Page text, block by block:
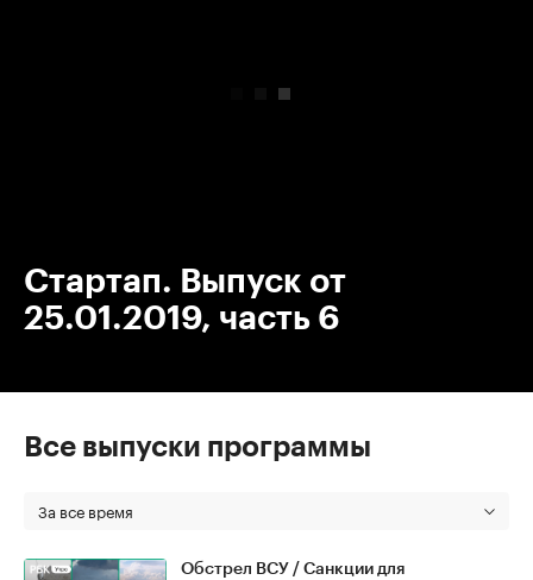
Стартап. Выпуск от
25.01.2019, часть 6
Все выпуски программы
За все время
Обстрел ВСУ / Санкции для